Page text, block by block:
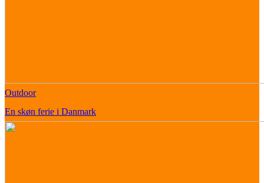
Outdoor
En skøn ferie i Danmark